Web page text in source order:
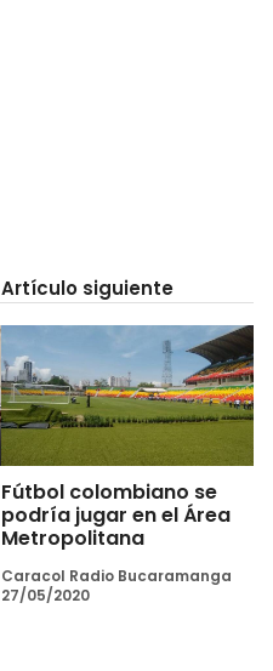
Artículo siguiente
Fútbol colombiano se
podría jugar en el Área
Metropolitana
Caracol Radio Bucaramanga
27/05/2020